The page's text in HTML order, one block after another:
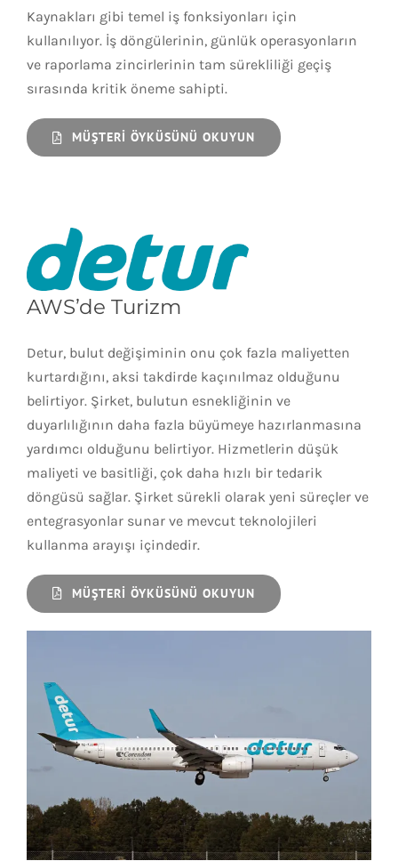
Kaynakları gibi temel iş fonksiyonları için
kullanılıyor. İş döngülerinin, günlük operasyonların
ve raporlama zincirlerinin tam sürekliliği geçiş
sırasında kritik öneme sahipti.
MÜŞTERI ÖYKÜSÜNÜ OKUYUN
AWS’de Turizm
Detur, bulut değişiminin onu çok fazla maliyetten
kurtardığını, aksi takdirde kaçınılmaz olduğunu
belirtiyor. Şirket, bulutun esnekliğinin ve
duyarlılığının daha fazla büyümeye hazırlanmasına
yardımcı olduğunu belirtiyor. Hizmetlerin düşük
maliyeti ve basitliği, çok daha hızlı bir tedarik
döngüsü sağlar. Şirket sürekli olarak yeni süreçler ve
entegrasyonlar sunar ve mevcut teknolojileri
kullanma arayışı içindedir.
MÜŞTERI ÖYKÜSÜNÜ OKUYUN